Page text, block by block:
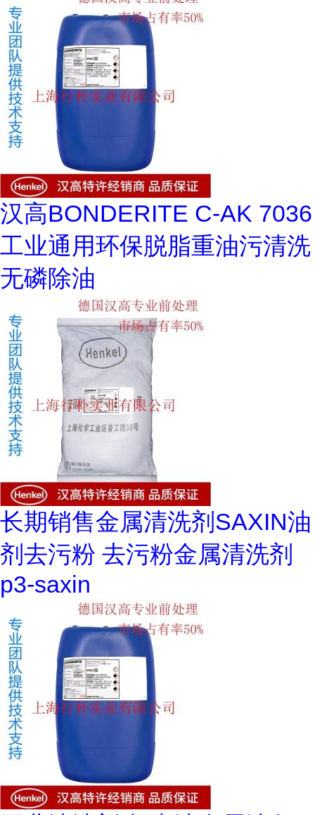
汉高BONDERITE C-AK 7036
工业通用环保脱脂重油污清洗
无磷除油
长期销售金属清洗剂SAXIN油
剂去污粉 去污粉金属清洗剂
p3-saxin